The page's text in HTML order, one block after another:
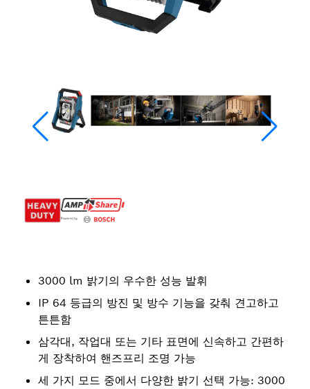
3000 lm 밝기의 우수한 성능 발휘
IP 64 등급의 방진 및 방수 기능을 갖춰 견고하고
튼튼함
삼각대, 작업대 또는 기타 표면에 신속하고 간편하
게 장착하여 핸즈프리 조명 가능
세 가지 모드 중에서 다양한 밝기 선택 가능: 3000